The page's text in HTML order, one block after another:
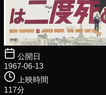
公開日
1967-06-13
上映時間
117分